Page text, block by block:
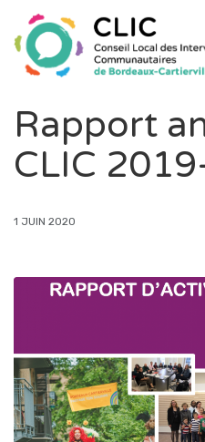
Rapport
CLIC
1 JUIN 2020